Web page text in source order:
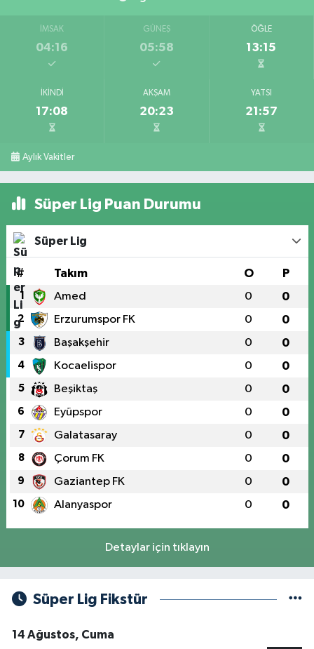
İMSAK
04:16
GÜNEŞ
05:58
ÖĞLE
13:15
İKINDI
17:08
AKŞAM
20:23
YATSI
21:57
Aylık Vakitler
Süper Lig Puan Durumu
Süper Lig
# Takım O P
1 Amed 0 0
2 Erzurumspor FK 0 0
3 Başakşehir 0 0
4 Kocaelispor 0 0
5 Beşiktaş 0 0
6 Eyüpspor 0 0
7 Galatasaray 0 0
8 Çorum FK 0 0
9 Gaziantep FK 0 0
10 Alanyaspor 0 0
Detaylar için tıklayın
Süper Lig Fikstür
14 Ağustos, Cuma